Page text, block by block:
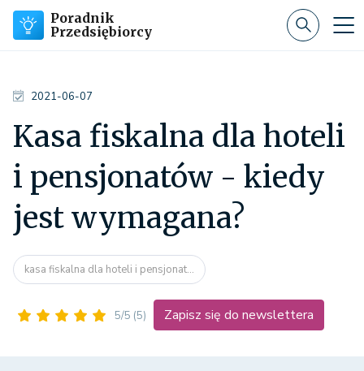
Poradnik
Przedsiębiorcy
2021-06-07
Kasa fiskalna dla hoteli
i pensjonatów - kiedy
jest wymagana?
kasa fiskalna dla hoteli i pensjonat...
5/5 (5) Zapisz się do newslettera